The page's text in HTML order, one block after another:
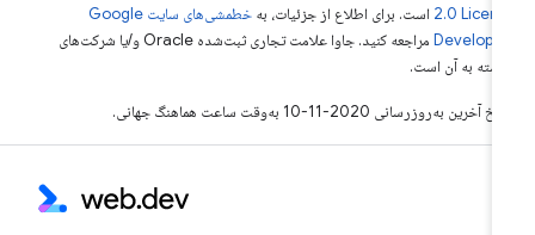
2.0است. برای اطلاع از جزئیات، به
خطمشی‌های سایت Google
مراجعه کنید. جاوا علامت تجاری ثبت‌شده Oracle و/یا شرکت‌های
به آن است.
آخرین به‌روزرسانی 2020-11-10 به‌وقت ساعت هماهنگ جهانی.